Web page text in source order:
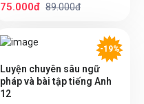
75.000đ 89.000đ
-19%
Luyện chuyên sâu ngữ
pháp và bài tập tiếng Anh
12